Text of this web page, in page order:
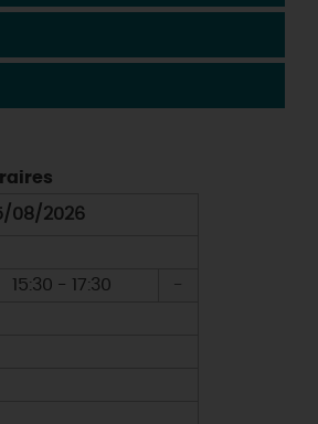
08/2026
15:30 - 17:30
-